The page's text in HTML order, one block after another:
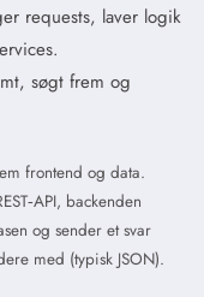
requests, laver logik
søgt frem og
frontend og data.
backenden
og sender et svar
med (typisk JSON).